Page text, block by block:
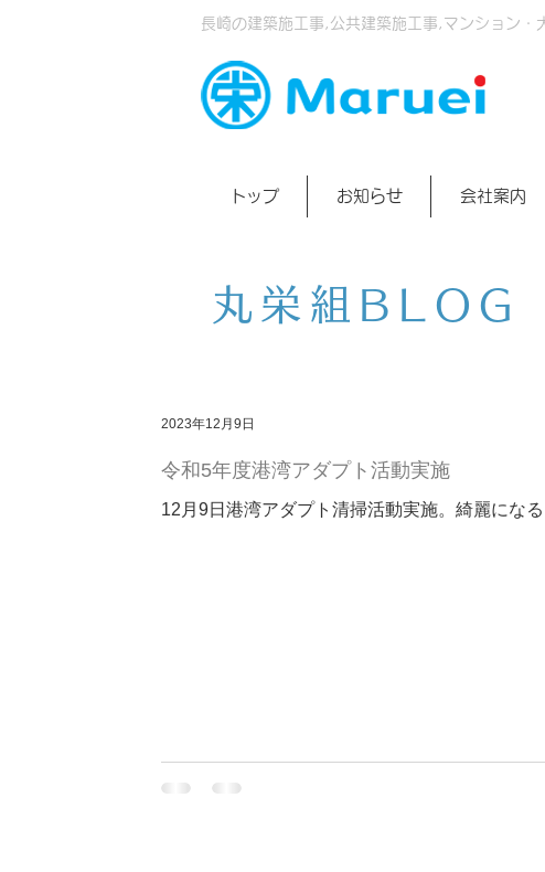
長崎の建築施工事,公共建築施工事,マンション
トップ お知らせ 会社案内
丸栄組BLOG
令和5年度港湾アダプト活動実施
12月9日港湾アダプト清掃活動実施。綺麗になる
2023年12月9日